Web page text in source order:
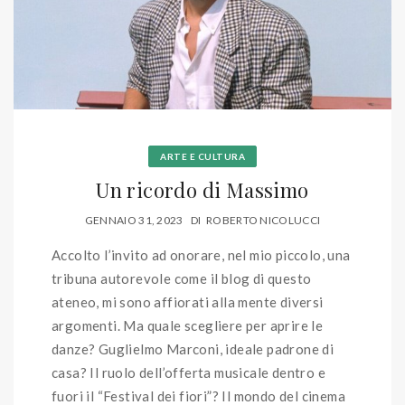
ARTE E CULTURA
Un ricordo di Massimo
GENNAIO 31, 2023 DI ROBERTO NICOLUCCI
Accolto l’invito ad onorare, nel mio piccolo, una
tribuna autorevole come il blog di questo
ateneo, mi sono affiorati alla mente diversi
argomenti. Ma quale scegliere per aprire le
danze? Guglielmo Marconi, ideale padrone di
casa? Il ruolo dell’offerta musicale dentro e
fuori il “Festival dei fiori”? Il mondo del cinema